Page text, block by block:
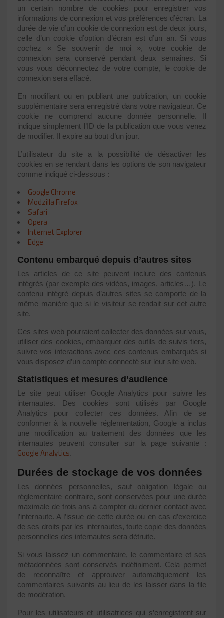
un certain nombre de cookies pour enregistrer vos
informations de connexion et vos préférences d’écran. La
durée de vie d’un cookie de connexion est de deux jours,
celle d’un cookie d’option d’écran est d’un an. Si vous
cochez « Se souvenir de moi », votre cookie de
connexion sera conservé pendant deux semaines. Si
vous vous déconnectez de votre compte, le cookie de
connexion sera effacé.
En modifiant ou en publiant une publication, un cookie
supplémentaire sera enregistré dans votre navigateur. Ce
cookie ne comprend aucune donnée personnelle. Il
indique simplement l’ID de la publication que vous venez
de modifier. Il expire au bout d’un jour.
L’utilisateur du site a la possibilité de désactiver les
cookies en se rendant dans les options de son navigateur
comme indiqué ci-dessous :
Google Chrome
Modzilla Firefox
Safari
Opera
Internet Explorer
Edge
Contenu embarqué depuis d’autres sites
Les articles de ce site peuvent inclure des contenus
intégrés (par exemple des vidéos, images, articles…). Le
contenu intégré depuis d’autres sites se comporte de la
même manière que si le visiteur se rendait sur cet autre
site.
Ces sites web pourraient collecter des données sur vous,
utiliser des cookies, embarquer des outils de suivis tiers,
suivre vos interactions avec ces contenus embarqués si
vous disposez d’un compte connecté sur leur site web.
Statistiques et mesures d’audience
Le site peut utiliser Google Analytics pour suivre les
internautes. Des cookies sont utilisés par Google
Analytics pour collecter ces données. Afin de se
conformer à la nouvelle réglementation, Google a inclus
une modification au traitement des données que les
internautes peuvent consulter sur la page suivante :
Google Analytics.
Durées de stockage de vos données
Les données personnelles, sauf obligation légale ou
réglementaire contraire, sont conservées pour une durée
maximale de trois ans à compter du dernier contact avec
l’internaute. A l’issue de cette durée ou en cas d’exercice
de ses droits par les internautes, toute copie des données
personnelles des internautes sera détruite.
Si vous laissez un commentaire, le commentaire et ses
métadonnées sont conservés indéfiniment. Cela permet
de reconnaître et approuver automatiquement les
commentaires suivants au lieu de les laisser dans la file
de modération.
Pour les utilisateurs et utilisatrices qui s’enregistrent sur